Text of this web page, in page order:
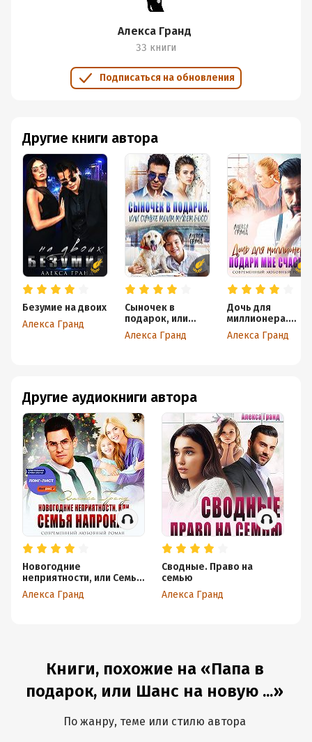
Алекса Гранд
33 книги
Подписаться на обновления
Другие книги автора
Безумие на двоих
Алекса Гранд
Сыночек в
подарок, или
Станьте моим
мужем, босс!
Алекса Гранд
Дочь для
миллионера.
Подари мне
счастье
Алекса Гранд
Другие аудиокниги автора
Новогодние
неприятности, или Семья
напрокат
Алекса Гранд
Сводные. Право на
семью
Алекса Гранд
Книги, похожие на «Папа в
подарок, или Шанс на новую ...»
По жанру, теме или стилю автора